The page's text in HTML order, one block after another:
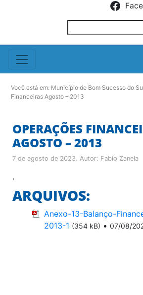
Você está em: Município de Bom Sucesso do
Financeiras Agosto – 2013
OPERAÇÕES
AGOSTO – 2013
7 de agosto de 2023. Autor: Fabio Zanela
.
ARQUIVOS:
Anexo-13-Balanço-
2013-1 (354 kB) • 07/08/